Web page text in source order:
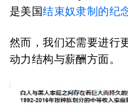
是美国结束奴隶制的纪
然而，我们还需要进行
动力结构与薪酬方面。